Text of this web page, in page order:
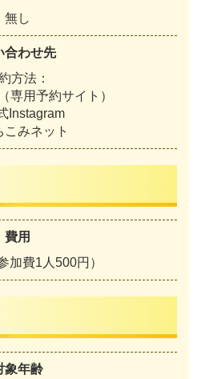
無し
合わせ先
方法：
用予約サイト）
Instagram
みネット
費用
加費1人500円）
象年齢